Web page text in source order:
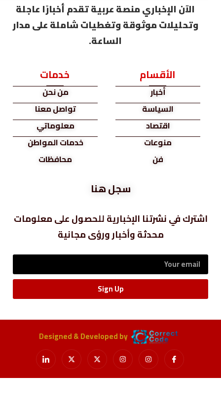
الآن الإخباري منصة عربية تقدم أخبارًا عاجلة
وتحليلات موثوقة وتغطيات شاملة على مدار
الساعة.
الأقسام
أخبار
السياسة
اقتصاد
منوعات
فن
خدمات
من نحن
تواصل معنا
معلوماتي
خدمات المواطن
محافظات
سجل هنا
اشترك في نشرتنا الإخبارية للحصول على معلومات
محدثة وأخبار ورؤى مجانية
Sign Up
Designed & Developed by